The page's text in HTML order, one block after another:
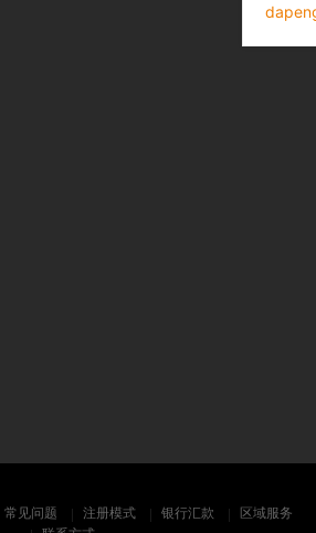
常见问题 注册模式 银行汇款
区域服务